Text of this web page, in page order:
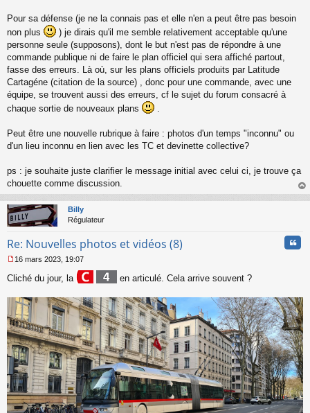
Pour sa défense (je ne la connais pas et elle n'en a peut être pas besoin
non plus
) je dirais qu'il me semble relativement acceptable qu'une
personne seule (supposons), dont le but n'est pas de répondre à une
commande publique ni de faire le plan officiel qui sera affiché partout,
fasse des erreurs. Là où, sur les plans officiels produits par Latitude
Cartagéne (citation de la source) , donc pour une commande, avec une
équipe, se trouvent aussi des erreurs, cf le sujet du forum consacré à
chaque sortie de nouveaux plans
.
Peut être une nouvelle rubrique à faire : photos d'un temps "inconnu" ou
d'un lieu inconnu en lien avec les TC et devinette collective?
ps : je souhaite juste clarifier le message initial avec celui ci, je trouve ça
chouette comme discussion.
au
Billy
Régulateur
Re: Nouvelles photos et vidéos (8)
e
s
a
g
e
n
o
n
l
u
16 mars 2023, 19:07
Cliché du jour, la en articulé. Cela arrive souvent ?